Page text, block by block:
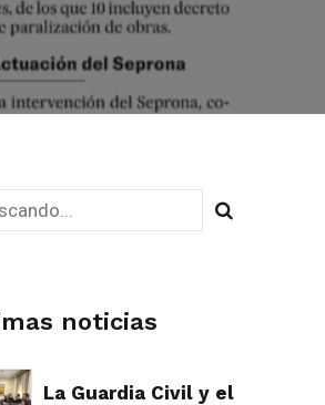
noticias
La Guardia Civil y el